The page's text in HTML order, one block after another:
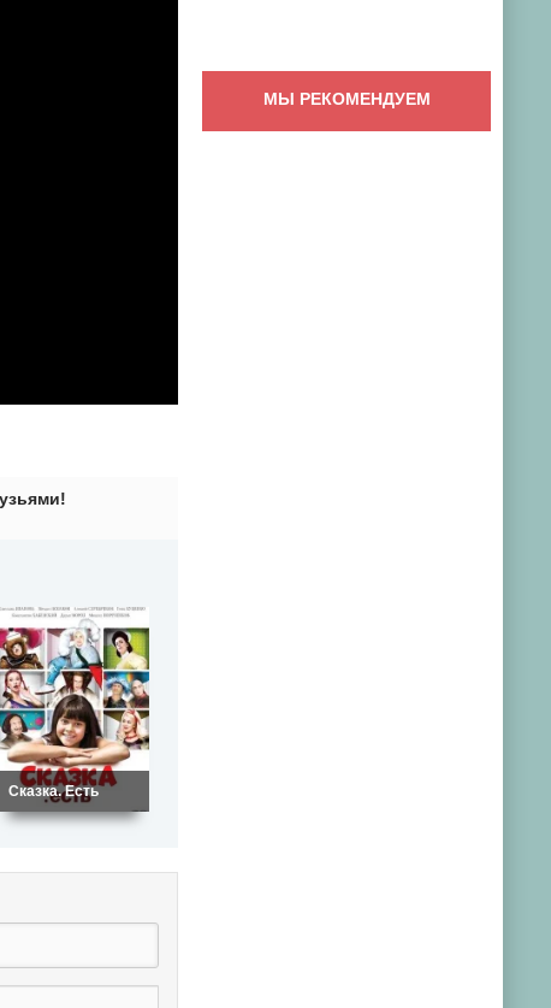
Сказка. Есть
МЫ РЕКОМЕНДУЕМ